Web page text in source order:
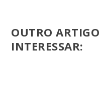
OUTRO
INTERESSAR: